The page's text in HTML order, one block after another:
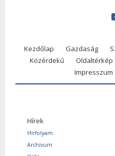
Kezdőlap Gazdaság
Közérdekű
Oldaltérkép
Impresszum
Hírek
Hírfolyam
Archívum